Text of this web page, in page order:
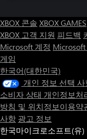
XBOX 콘솔 XBOX GAMES
XBOX 고객 지원 피드백
Microsoft 계정 Microsoft
게임
한국어(대한민국)
개인 정보 선택 사
소비자 상태 개인정보처
방침 및 위치정보이용약
사항 광고 정보
한국마이크로소프트(유)